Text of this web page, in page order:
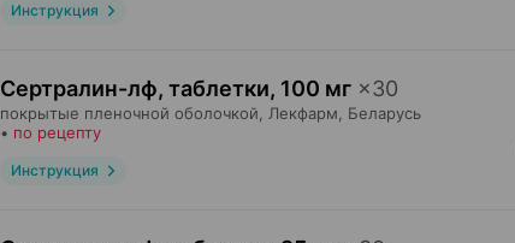
Инструкция
Сертралин-лф, таблетки, 100 мг ×30
покрытые пленочной оболочкой, Лекфарм , Беларусь
• по рецепту
Инструкция